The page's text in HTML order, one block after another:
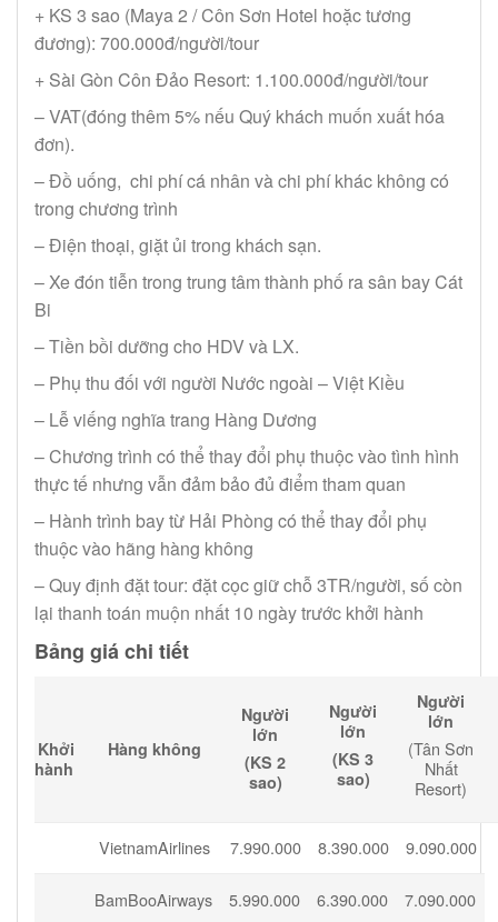
+ KS 3 sao (Maya 2 / Côn Sơn Hotel hoặc tương
đương): 700.000đ/người/tour
+ Sài Gòn Côn Đảo Resort: 1.100.000đ/người/tour
– VAT(đóng thêm 5% nếu Quý khách muốn xuất hóa
đơn).
– Đồ uống, chi phí cá nhân và chi phí khác không có
trong chương trình
– Điện thoại, giặt ủi trong khách sạn.
– Xe đón tiễn trong trung tâm thành phố ra sân bay Cát
Bi
– Tiền bồi dưỡng cho HDV và LX.
– Phụ thu đối với người Nước ngoài – Việt Kiều
– Lễ viếng nghĩa trang Hàng Dương
– Chương trình có thể thay đổi phụ thuộc vào tình hình
thực tế nhưng vẫn đảm bảo đủ điểm tham quan
– Hành trình bay từ Hải Phòng có thể thay đổi phụ
thuộc vào hãng hàng không
– Quy định đặt tour: đặt cọc giữ chỗ 3TR/người, số còn
lại thanh toán muộn nhất 10 ngày trước khởi hành
Bảng giá chi tiết
Khởi
hành
Hàng không
Người
lớn
(KS 2
sao)
Người
lớn
(KS 3
sao)
Người
lớn
(Tân Sơn
Nhất
Resort)
VietnamAirlines 7.990.000 8.390.000 9.090.000
BamBooAirways 5.990.000 6.390.000 7.090.000